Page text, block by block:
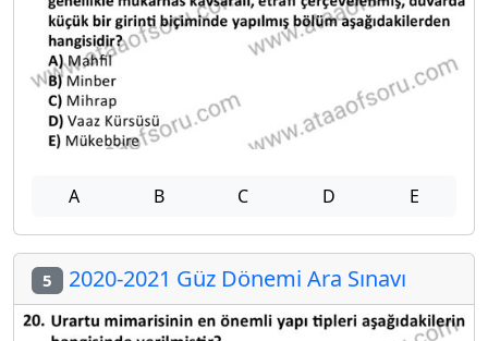
A B C D E
5 2020-2021 Güz Dönemi Ara Sınavı